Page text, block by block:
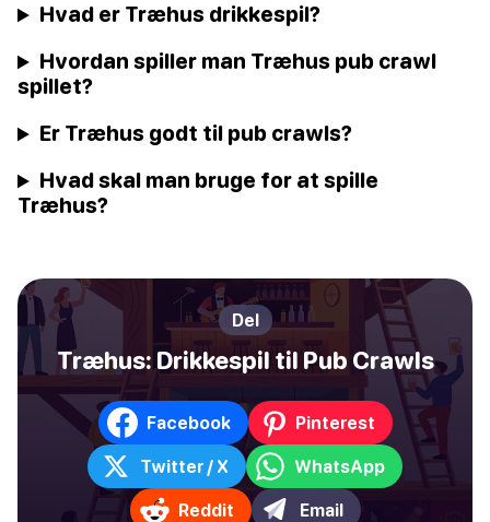
Hvad er Træhus drikkespil?
Hvordan spiller man Træhus pub crawl
spillet?
Er Træhus godt til pub crawls?
Hvad skal man bruge for at spille
Træhus?
Del
Træhus: Drikkespil til Pub Crawls
Facebook Pinterest
Twitter / X WhatsApp
Reddit Email